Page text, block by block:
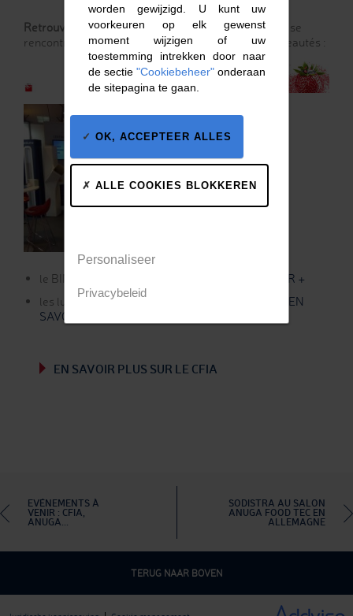
Retrouvez-nous hall 5 Stand B32C'est l'occasion de se
rencontrer et de vous présenter nos dernières nouveautés :
le BIM configurable : pour votre agilité
EN SAVOIR +
les lunettes connectées pour la télémaintenance EN
SAVOIR +
EN SAVOIR PLUS SUR LE CFIA
EVÉNEMENTS À
VENIR : CFIA,
ANUGA...
SODISTRA AU SALON
ANUGA FOOD TEC EN
ALLEMAGNE
TERUG NAAR BOVEN
worden gewijzigd. U kunt uw
voorkeuren op elk gewenst
moment wijzigen of uw
toestemming intrekken door naar
de sectie "Cookiebeheer"onderaan
de sitepagina te gaan.
OK, ACCEPTEER ALLES
ALLE COOKIES BLOKKEREN
Personaliseer
Privacybeleid